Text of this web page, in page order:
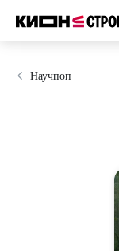
Научпоп